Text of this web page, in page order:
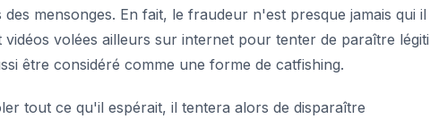
mensonges. En fait, le fraudeur n'est presque jamais qui il
volées ailleurs sur internet pour tenter de paraître
être considéré comme une forme de catfishing.
tout ce qu'il espérait, il tentera alors de disparaître